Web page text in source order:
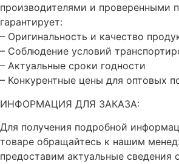
производителями и проверенными
гарантирует:
– Оригинальность и качество
– Соблюдение условий
– Актуальные сроки годности
– Конкурентные цены для оптовых
ИНФОРМАЦИЯ ДЛЯ ЗАКАЗА:
Для получения подробной
товаре обращайтесь к нашим
предоставим актуальные сведения